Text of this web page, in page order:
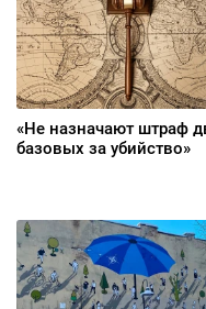
«Не назначают штраф
базовых за убийство»